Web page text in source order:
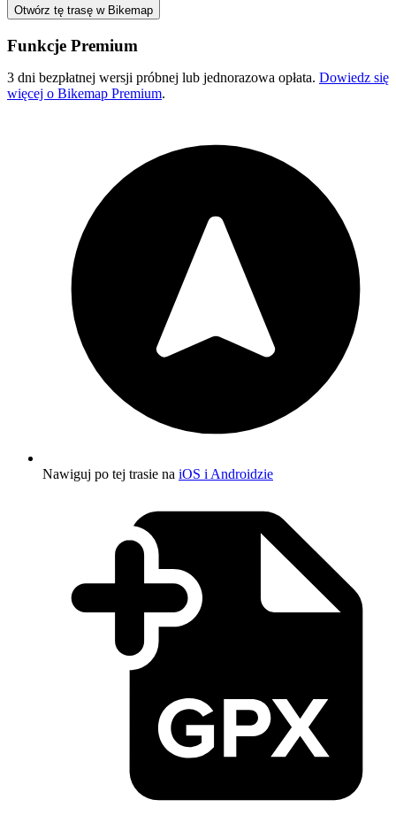
Otwórz tę trasę w Bikemap
Funkcje Premium
3 dni bezpłatnej wersji próbnej lub jednorazowa opłata. Dowiedz się
więcej o Bikemap Premium.
Nawiguj po tej trasie na iOS i Androidzie